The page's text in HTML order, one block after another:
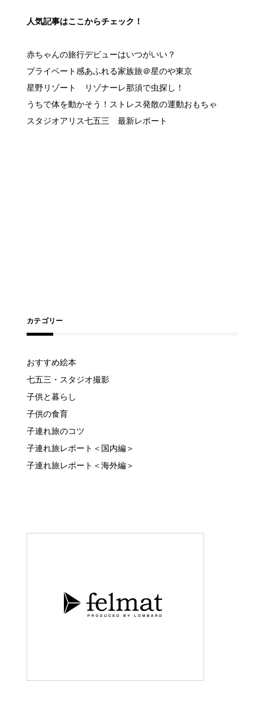
人気記事はここからチェック！
赤ちゃんの旅行デビューはいつがいい？
プライベート感あふれる家族旅＠星のや東京
星野リゾート リゾナーレ那須で虫探し！
うちで体を動かそう！ストレス発散の運動おもちゃ
スタジオアリス七五三 最新レポート
カテゴリー
おすすめ絵本
七五三・スタジオ撮影
子供と暮らし
子供の食育
子連れ旅のコツ
子連れ旅レポート＜国内編＞
子連れ旅レポート＜海外編＞